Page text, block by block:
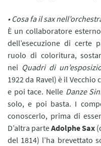
• Cosa fa il sax
È un collaboratore
dell’esecuzione di certe
ruolo di coloritura,
nei Quadri di
1922 da Ravel) è il
e poi tace. Nelle Danze
solo, e poi basta. I
conoscerlo, prima di
D’altra parteAdolphe Sax
del 1814) l’ha brevettato